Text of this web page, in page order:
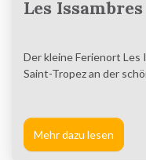
Les Issambres
Der kleine Ferienort Les
Saint-Tropez an der
Mehr dazu lesen